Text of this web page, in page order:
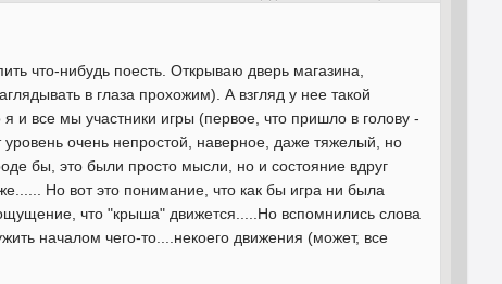
что-нибудь поесть. Открываю дверь магазина,
в глаза прохожим). А взгляд у нее такой
и все мы участники игры (первое, что пришло в голову -
очень непростой, наверное, даже тяжелый, но
бы, это были просто мысли, но и состояние вдруг
Но вот это понимание, что как бы игра ни была
что "крыша" движется.....Но вспомнились слова
началом чего-то....некоего движения (может, все